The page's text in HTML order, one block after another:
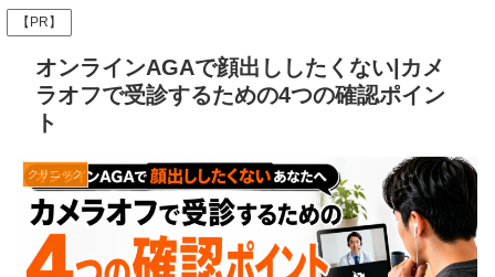
【PR】
オンラインAGAで顔出ししたくない|カメ
ラオフで受診するための4つの確認ポイン
ト
クリニック